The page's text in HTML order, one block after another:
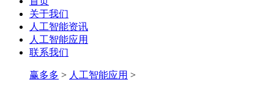
关于我们
人工智能资讯
人工智能应用
联系我们
赢多多 > 人工智能应用 >